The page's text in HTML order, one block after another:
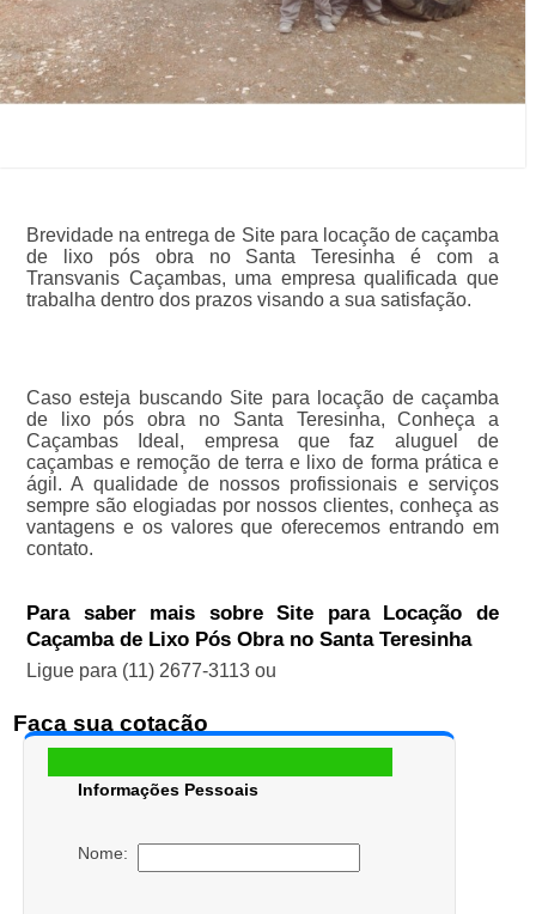
Brevidade na entrega de Site para locação de caçamba
de lixo pós obra no Santa Teresinha é com a
Transvanis Caçambas, uma empresa qualificada que
trabalha dentro dos prazos visando a sua satisfação.
Caso esteja buscando Site para locação de caçamba
de lixo pós obra no Santa Teresinha, Conheça a
Caçambas Ideal, empresa que faz aluguel de
caçambas e remoção de terra e lixo de forma prática e
ágil. A qualidade de nossos profissionais e serviços
sempre são elogiadas por nossos clientes, conheça as
vantagens e os valores que oferecemos entrando em
contato.
Para saber mais sobre Site para Locação de
Caçamba de Lixo Pós Obra no Santa Teresinha
Ligue para (11) 2677-3113ou
Faça sua cotação
Informações Pessoais
Nome: